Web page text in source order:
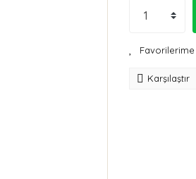
Karşılaştır